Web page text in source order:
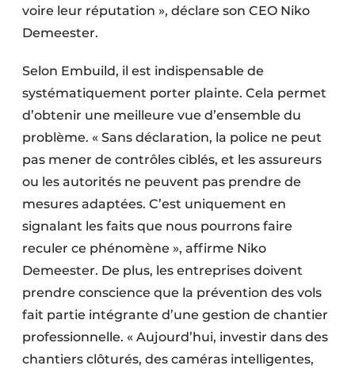
voire leur réputation », déclare son CEO Niko
Demeester.
Selon Embuild, il est indispensable de
systématiquement porter plainte. Cela permet
d’obtenir une meilleure vue d’ensemble du
problème. « Sans déclaration, la police ne peut
pas mener de contrôles ciblés, et les assureurs
ou les autorités ne peuvent pas prendre de
mesures adaptées. C’est uniquement en
signalant les faits que nous pourrons faire
reculer ce phénomène », affirme Niko
Demeester. De plus, les entreprises doivent
prendre conscience que la prévention des vols
fait partie intégrante d’une gestion de chantier
professionnelle. « Aujourd’hui, investir dans des
chantiers clôturés, des caméras intelligentes,